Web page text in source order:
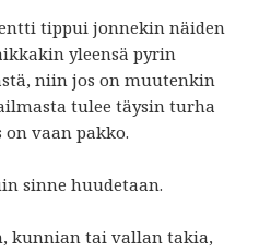
tippui jonnekin näiden
yleensä pyrin
niin jos on muutenkin
tulee täysin turha
vaan pakko.
sinne huudetaan.
kunnian tai vallan takia,